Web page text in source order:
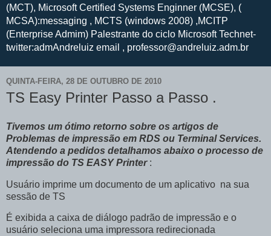
(MCT), Microsoft Certified Systems Enginner (MCSE), (
MCSA):messaging , MCTS (windows 2008) ,MCITP
(Enterprise Admim) Palestrante do ciclo Microsoft Technet-
twitter:admAndreluiz email , professor@andreluiz.adm.br
QUINTA-FEIRA, 28 DE OUTUBRO DE 2010
TS Easy Printer Passo a Passo .
Tivemos um ótimo retorno sobre os artigos de
Problemas de impressão em RDS ou Terminal Services.
Atendendo a pedidos detalhamos abaixo o processo de
impressão do TS EASY Printer:
Usuário imprime um documento de um aplicativo na sua
sessão de TS
É exibida a caixa de diálogo padrão de impressão e o
usuário seleciona uma impressora redirecionada